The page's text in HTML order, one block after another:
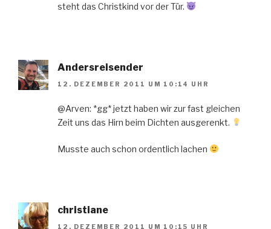
steht das Christkind vor der Tür.
Andersreisender
12. DEZEMBER 2011 UM 10:14 UHR
@Arven: *gg* jetzt haben wir zur fast gleichen
Zeit uns das Hirn beim Dichten ausgerenkt.
Musste auch schon ordentlich lachen
christiane
12. DEZEMBER 2011 UM 10:15 UHR